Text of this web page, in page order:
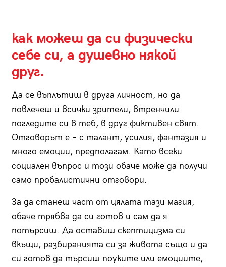
как можеш да си физически
себе си, а душевно някой
друг.
Да се въплътиш в друга личност, но да
повлечеш и всички зрители, втренчили
погледите си в теб, в друг фиктивен свят.
Отговорът е – с талант, усилия, фантазия и
много емоции, предполагам. Като всеки
социален въпрос и този обаче може да получи
само пробалистични отговори.
За да станеш част от цялата тази магия,
обаче трябва да си готов и сам да я
потърсиш. Да оставиш скептицизма си
вкъщи, разбиранията си за живота също и да
си готов да търсиш поуките или емоциите,